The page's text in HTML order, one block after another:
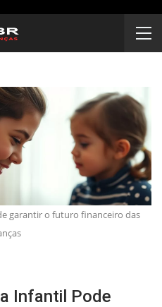
garantir o futuro financeiro das
Infantil Pode